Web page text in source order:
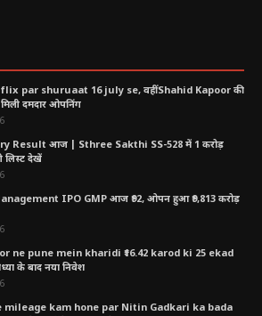
par shuruaat 16 july se, वहीं Shahid Kapoor की
दमदार ओपनिंग
Result आज | Sthree Sakthi SS-528 में 1 करोड़
लिस्ट देखें
IPO GMP आज ₹92, ओपन हुआ ₹9,813 करोड़
ne pune mein kharidi ₹16.42 karod ki 25 ekad
के बाद नया निवेश
mileage kam hone par Nitin Gadkari ka bada